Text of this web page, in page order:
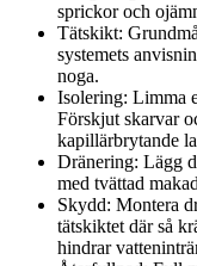
sprickor och
Tätskikt:
systemets
noga.
Isolering: Limma
Förskjut skarvar
kapillärbrytande
Dränering: Lägg
med tvättad
Skydd: Montera
tätskiktet där så
hindrar